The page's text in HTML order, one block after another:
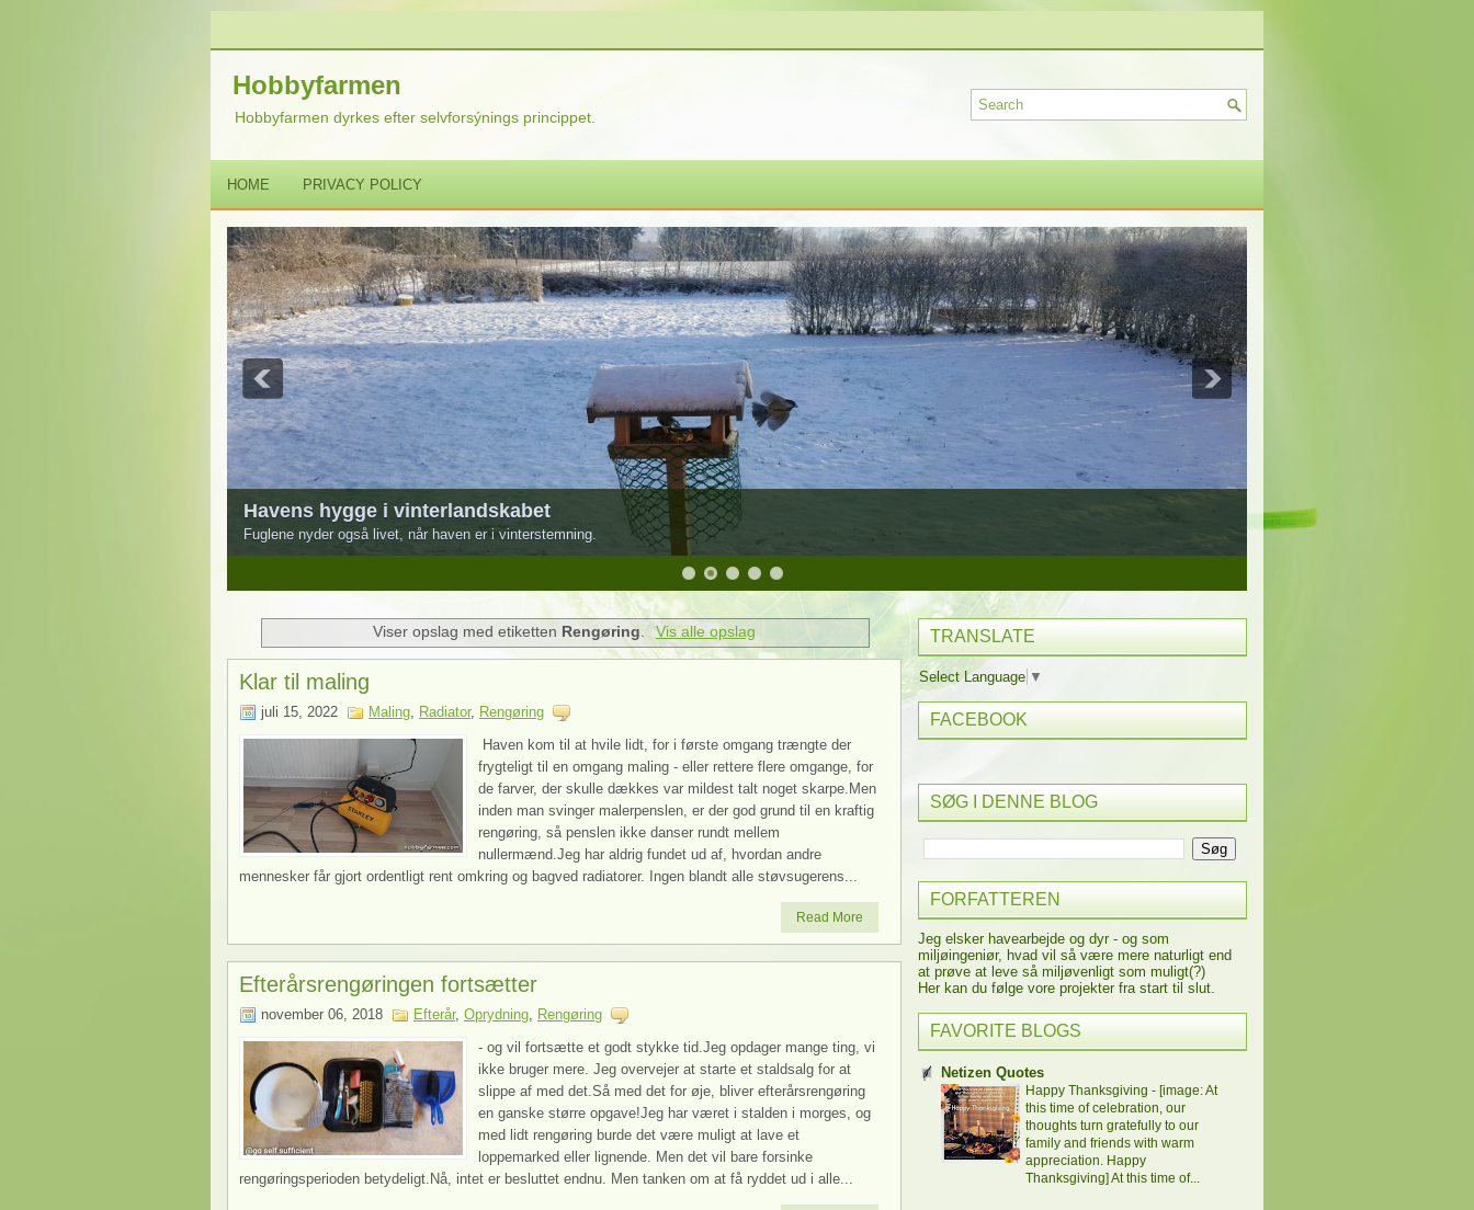
Hobbyfarmen
Hobbyfarmen dyrkes efter selvforsýnings princippet.
HOME PRIVACY POLICY
Havens hygge i vinterlandskabet
Fuglene nyder også livet, når haven er i vinterstemning.
Viser opslag med etiketten Rengøring. Vis alle opslag
Klar til maling
juli 15, 2022 Maling Radiator, Rengøring
Haven kom til at hvile lidt, for i første omgang trængte der
frygteligt til en omgang maling - eller rettere flere omgange, for
de farver, der skulle dækkes var mildest talt noget skarpe.Men
inden man svinger malerpenslen, er der god grund til en kraftig
rengøring, så penslen ikke danser rundt mellem
nullermænd.Jeg har aldrig fundet ud af, hvordan andre
mennesker får gjort ordentligt rent omkring og bagved radiatorer. Ingen blandt alle støvsugerens...
Read More
Efterårsrengøringen fortsætter
november 06, 2018 Efterår, Oprydning Rengøring
- og vil fortsætte et godt stykke tid.Jeg opdager mange ting, vi
ikke bruger mere. Jeg overvejer at starte et staldsalg for at
slippe af med det.Så med det for øje, bliver efterårsrengøring
en ganske større opgave!Jeg har været i stalden i morges, og
med lidt rengøring burde det være muligt at lave et
loppemarked eller lignende. Men det vil bare forsinke
rengøringsperioden betydeligt.Nå, intet er besluttet endnu. Men tanken om at få ryddet ud i alle...
TRANSLATE
Select Language ▼
FACEBOOK
SØG I DENNE BLOG
FORFATTEREN
Jeg elsker havearbejde og dyr - og som
miljøingeniør, hvad vil så være mere naturligt end
at prøve at leve så miljøvenligt som muligt(?)
Her kan du følge vore projekter fra start til slut.
FAVORITE BLOGS
Netizen Quotes
Happy Thanksgiving - [image: At
this time of celebration, our
thoughts turn gratefully to our
family and friends with warm
appreciation. Happy
Thanksgiving] At this time of...